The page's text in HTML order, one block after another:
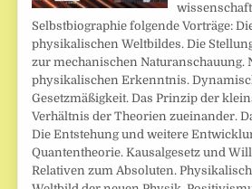
Selbstbiographie folgende Vorträge:
physikalischen Weltbildes. Die
zur mechanischen Naturanschauung.
physikalischen Erkenntnis.
Gesetzmäßigkeit. Das Prinzip der
Verhältnis der Theorien zueinander.
Die Entstehung und weitere
Quantentheorie. Kausalgesetz und
Relativen zum Absoluten.